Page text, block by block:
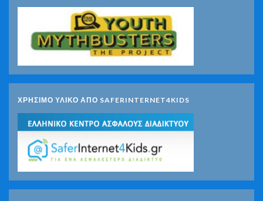
ΧΡΗΣΙΜΟ ΥΛΙΚΟ ΑΠΟ SAFERINTERNET4KIDS